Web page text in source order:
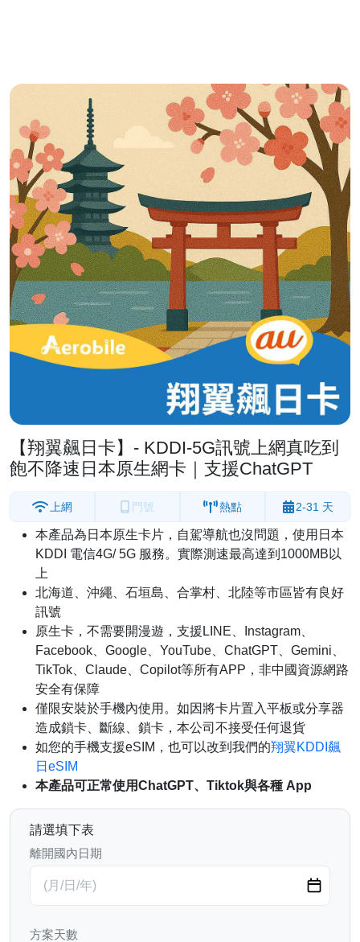
【翔翼飆日卡】- KDDI-5G訊號上網真吃到
飽不降速日本原生網卡｜支援ChatGPT
上網 門號 熱點 2-31 天
本產品為日本原生卡片，自駕導航也沒問題，使用日本
KDDI 電信4G/ 5G 服務。實際測速最高達到1000MB以
上
北海道、沖繩、石垣島、合掌村、北陸等市區皆有良好
訊號
原生卡，不需要開漫遊，支援LINE、Instagram、
Facebook、Google、YouTube、ChatGPT、Gemini、
TikTok、Claude、Copilot等所有APP，非中國資源網路
安全有保障
僅限安裝於手機內使用。如因將卡片置入平板或分享器
造成鎖卡、斷線、鎖卡，本公司不接受任何退貨
如您的手機支援eSIM，也可以改到我們的翔翼KDDI飆
日eSIM
本產品可正常使用ChatGPT、Tiktok與各種 App
請選填下表
離開國內日期
方案天數